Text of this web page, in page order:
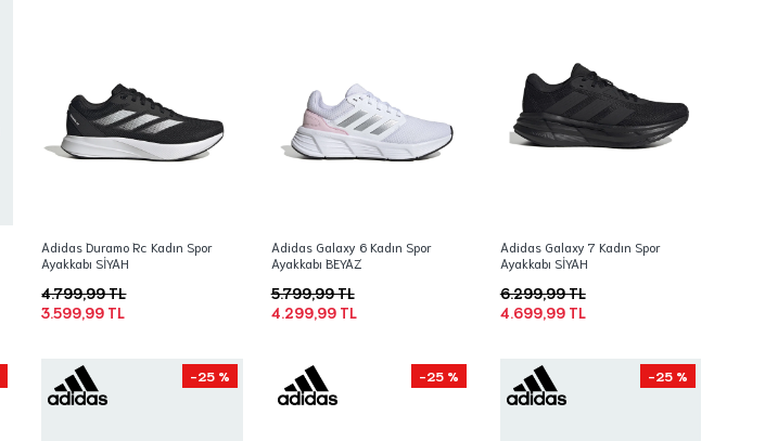
Adidas Duramo Rc Kadın Spor
Ayakkabı SİYAH
3.599,99 TL
4.799,99 TL
Adidas Galaxy 6 Kadın Spor
Ayakkabı BEYAZ
4.299,99 TL
5.799,99 TL
Adidas Galaxy 7 Kadın Spor
Ayakkabı SİYAH
4.699,99 TL
6.299,99 TL
-25 % -25 % -25 %